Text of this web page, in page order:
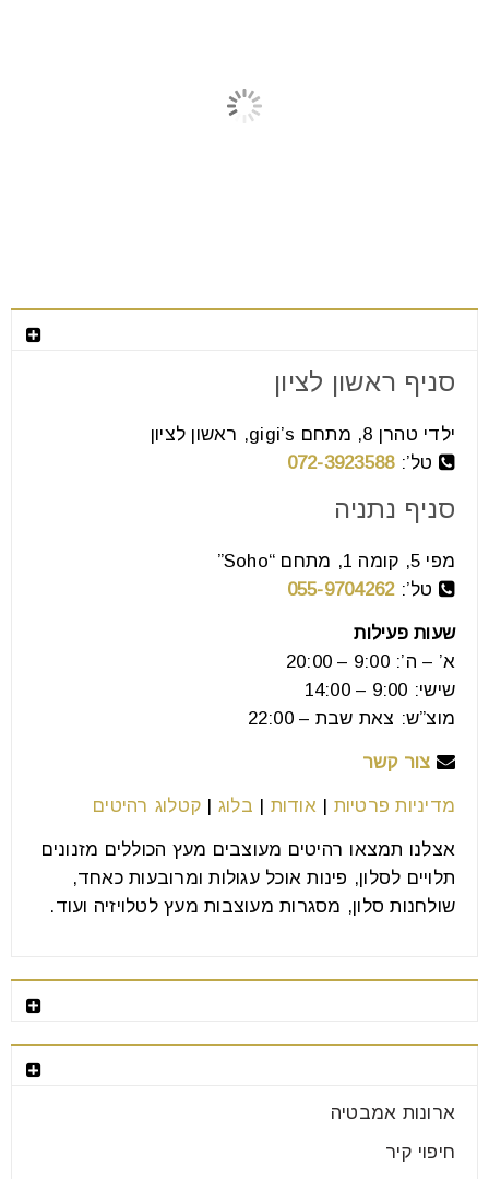
ריהוט יוקרתי לסלון
08 אוג
שקשור לעיצוב הבית שלהם. הם נוסעים לחו”ל, רואים
רהיטים.
קרא עוד
05 אוג
סניף ראשון לציון
ילדי טהרן 8, מתחם gigi’s, ראשון לציון
טל’:072-3923588
סניף נתניה
מפי 5, קומה 1, מתחם “Soho”
טל’:055-9704262
שעות פעילות
א’ – ה’: 9:00 – 20:00
שישי: 9:00 – 14:00
מוצ”ש: צאת שבת – 22:00
צור קשר
מדיניות פרטיות |אודות | בלוג | קטלוג רהיטים
אצלנו תמצאו רהיטים מעוצבים מעץ הכוללים מזנונים
תלויים לסלון, פינות אוכל עגולות ומרובעות כאחד,
שולחנות סלון, מסגרות מעוצבות מעץ לטלויזיה ועוד.
ארונות אמבטיה
חיפוי קיר